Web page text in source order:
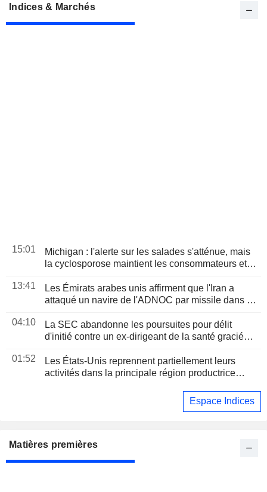
Indices & Marchés
15:01
Michigan : l'alerte sur les salades s'atténue, mais
la cyclosporose maintient les consommateurs et
13:41
Les Émirats arabes unis affirment que l'Iran a
attaqué un navire de l'ADNOC par missile dans le
04:10
La SEC abandonne les poursuites pour délit
d'initié contre un ex-dirigeant de la santé gracié
01:52
Les États-Unis reprennent partiellement leurs
activités dans la principale région productrice
Espace Indices
Matières premières